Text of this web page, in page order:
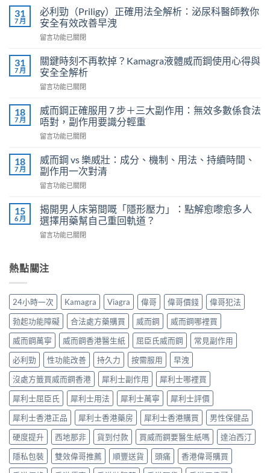
31
7 月
必利勁（Priligy）正確用法全解析：泌尿科醫師教你
安全有效改善早洩
在
利
勁
（Priligy）
正
用
法
全
解
泌
尿
醫
教
你
安
效
改
早
洩〉
中
留言功能已關閉
31
7 月
關鍵時刻不再軟掉？Kamagra液體威而鋼使用心得與
安全全解析
在
鍵
時
刻
不
軟
掉？
Kamagra
液
威
而
使
得
全
全
解
析〉
中
留言功能已關閉
18
7 月
威而鋼正確服用 7 步＋三大副作用：無效多數係食法
唔對，副作用要識分輕重
在
而
鋼
正
確
用
7
步
＋
副
效
多
數
係
食
唔
對，
副
作
用
要
識
分
輕
重〉
留言功能已關閉
18
7 月
威而鋼 vs 樂威壯：成分、機制、用法、持續時間、
副作用一次對清
在
而
鋼
vs
樂
成
制、
用
法、
持
續
時
間、
副
作
用
一
次
對
清〉
中
留言功能已關閉
15
6 月
揭開男人床第間嘅「隱形壓力」：點解愈嚟愈多人
選擇用藥幫自己重回軌道？
在
男
人
第
嘅
「隱
形
壓
力」：
點
解
愈
嚟
愈
多
人
選
擇
用
藥
留言功能已關閉
熱點關注
24小時一次 Kamagra Viagra 偉哥 偉哥價錢
偉哥犯法
勃起功能障礙
合法處方藥購買 威而鋼
威而鋼哪裡買
威而鋼萬寧
威而鋼香港醫生紙 屈臣氏威而鋼
常見副作用
必利勁
性功能改善 持久力 按需服用
早洩
沒處方籤買威而鋼香港
犀利士副作用
犀利士哪裡買
犀利士屈臣氏
犀利士用法 犀利士萬寧
犀利士評價
犀利士香港正品
犀利士香港藥房 犀利士香港購買
男性保健品
硬度提升
西地那非 貨到付款 買威而鋼要醫生紙嗎
達泊西汀
隱私包裝
雙效偉哥推薦 順豐送貨 頭痛
香港偉哥購買